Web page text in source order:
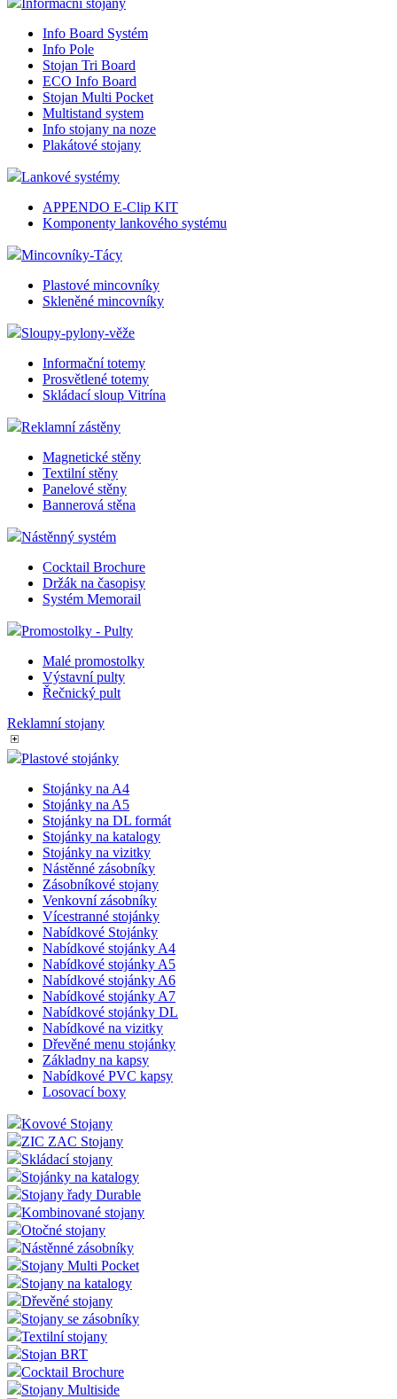
Informační stojany
Info Board Systém
Info Pole
Stojan Tri Board
ECO Info Board
Stojan Multi Pocket
Multistand system
Info stojany na noze
Plakátové stojany
Lankové systémy
APPENDO E-Clip KIT
Komponenty lankového systému
Mincovníky-Tácy
Plastové mincovníky
Skleněné mincovníky
Sloupy-pylony-věže
Informační totemy
Prosvětlené totemy
Skládací sloup Vitrína
Reklamní zástěny
Magnetické stěny
Textilní stěny
Panelové stěny
Bannerová stěna
Nástěnný systém
Cocktail Brochure
Držák na časopisy
Systém Memorail
Promostolky - Pulty
Malé promostolky
Výstavní pulty
Řečnický pult
Reklamní stojany
Plastové stojánky
Stojánky na A4
Stojánky na A5
Stojánky na DL formát
Stojánky na katalogy
Stojánky na vizitky
Nástěnné zásobníky
Zásobníkové stojany
Venkovní zásobníky
Vícestranné stojánky
Nabídkové Stojánky
Nabídkové stojánky A4
Nabídkové stojánky A5
Nabídkové stojánky A6
Nabídkové stojánky A7
Nabídkové stojánky DL
Nabídkové na vizitky
Dřevěné menu stojánky
Základny na kapsy
Nabídkové PVC kapsy
Losovací boxy
Kovové Stojany
ZIC ZAC Stojany
Skládací stojany
Stojánky na katalogy
Stojany řady Durable
Kombinované stojany
Otočné stojany
Nástěnné zásobníky
Stojany Multi Pocket
Stojany na katalogy
Dřevěné stojany
Stojany se zásobníky
Textilní stojany
Stojan BRT
Cocktail Brochure
Stojany Multiside